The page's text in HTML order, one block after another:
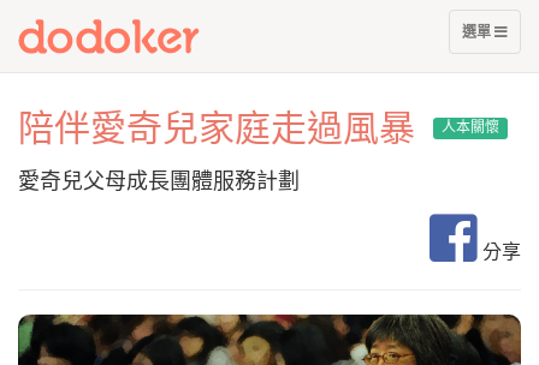
展
開
選
選單
陪伴愛奇兒家庭走過風暴 人本關懷
愛奇兒父母成長團體服務計劃
分享